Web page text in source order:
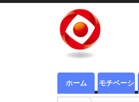
ホーム モチベーシ